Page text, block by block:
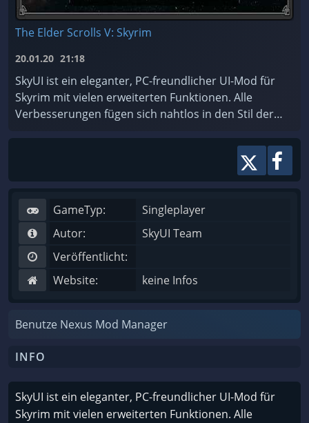
The Elder Scrolls V: Skyrim
20.01.20 21:18
SkyUI ist ein eleganter, PC-freundlicher UI-Mod für
Skyrim mit vielen erweiterten Funktionen. Alle
Verbesserungen fügen sich nahtlos in den Stil der
GameTyp:
Singleplayer
Autor:
SkyUI Team
Veröffentlicht:
Website:
keine Infos
Benutze Nexus Mod Manager
INFO
SkyUI ist ein eleganter, PC-freundlicher UI-Mod für
Skyrim mit vielen erweiterten Funktionen. Alle